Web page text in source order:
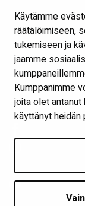
Käytämme
räätälöimiseen,
tukemiseen ja
jaamme
Kumppanimme
joita olet
käyttänyt heidän
Ota yhteyttä
Verkkokirjasto
Kaikki kirjaston
Näytä
Seuraa meitä